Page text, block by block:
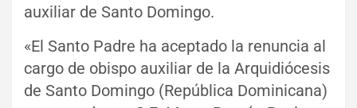
auxiliar de Santo Domingo.
«El Santo Padre ha aceptado la renuncia al
cargo de obispo auxiliar de la Arquidiócesis
de Santo Domingo (República Dominicana)